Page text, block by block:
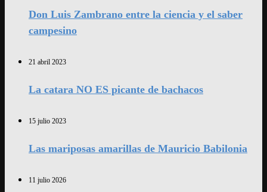
Don Luis Zambrano entre la ciencia y el saber
campesino
21 abril 2023
La catara NO ES picante de bachacos
15 julio 2023
Las mariposas amarillas de Mauricio Babilonia
11 julio 2026